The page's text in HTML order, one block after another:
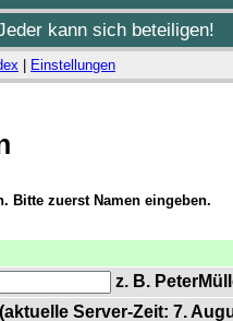
kann sich beteiligen!
Einstellungen
Bitte zuerst Namen eingeben.
z. B.
Server-Zeit: 7.